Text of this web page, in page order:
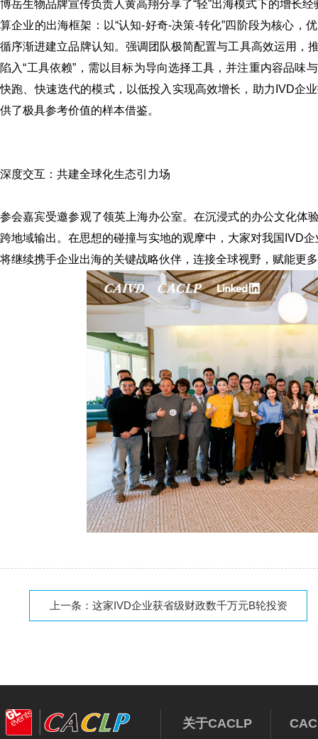
博岳生物品牌宣传负责人黄高翔分享了“轻”出海模式下的增长
算企业的出海框架：以“认知-好奇-决策-转化”四阶段为核心
循序渐进建立品牌认知。强调团队极简配置与工具高效运用，
陷入“工具依赖”，需以目标为导向选择工具，并注重内容品
快跑、快速迭代的模式，以低投入实现高效增长，助力IVD企
供了极具参考价值的样本借鉴。
深度交互：共建全球化生态引力场
参会嘉宾受邀参观了领英上海办公室。在沉浸式的办公文化体
跨地域输出。在思想的碰撞与实地的观摩中，大家对我国IVD
将继续携手企业出海的关键战略伙伴，连接全球视野，赋能更
上一条： 这家IVD企业获省级财政数千万元B轮投资
关于CACLP